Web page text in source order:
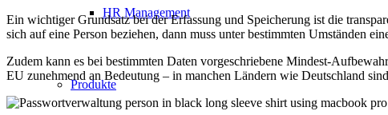
HR Management
Produkte
Ein wichtiger Grundsatz bei der Erfassung und Speicherung ist die
sich auf eine Person beziehen, dann muss unter bestimmten Umständen
Zudem kann es bei bestimmten Daten vorgeschriebene Mindest-
EU zunehmend an Bedeutung – in manchen Ländern wie Deutschland